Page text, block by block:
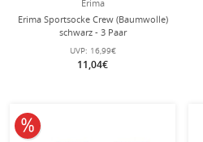
Erima
Erima Sportsocke Crew (Baumwolle)
schwarz - 3 Paar
UVP: 16,99€
11,04€
10% reduziert